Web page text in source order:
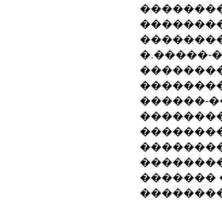
�.�����-
������-
�������